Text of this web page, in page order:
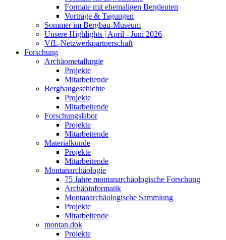
Formate mit ehemaligen Bergleuten
Vorträge & Tagungen
Sommer im Bergbau-Museum
Unsere Highlights | April - Juni 2026
VfL-Netzwerkpartnerschaft
Forschung
Archäometallurgie
Projekte
Mitarbeitende
Bergbaugeschichte
Projekte
Mitarbeitende
Forschungslabor
Projekte
Mitarbeitende
Materialkunde
Projekte
Mitarbeitende
Montanarchäologie
75 Jahre montanarchäologische Forschung
Archäoinformatik
Montanarchäologische Sammlung
Projekte
Mitarbeitende
montan.dok
Projekte